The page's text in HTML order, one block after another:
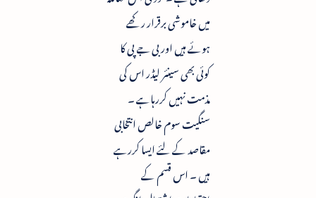
میں خاموشی برقرار رکھے
ہوئے ہیں اور بی جے پی کا
کوئی بھی سینئر لیڈر اس کی
مذمت نہیں کررہاہے ۔
سنگیت سوم خالص انتخابی
مقاصد کے لئے ایسا کررہے
ہیں ۔ اس قسم کے